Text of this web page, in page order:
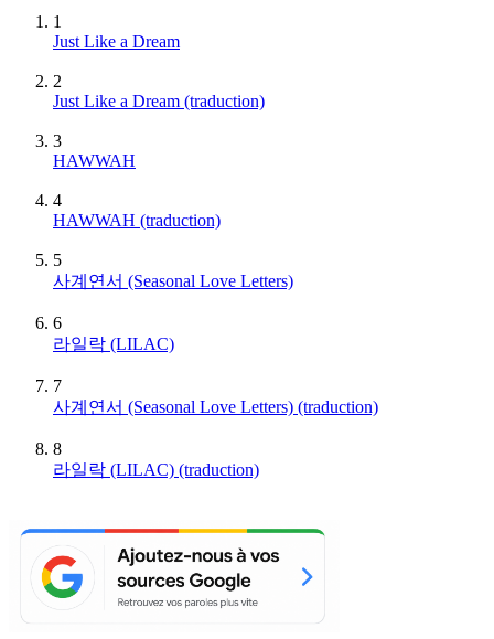
1
Just Like a Dream
2
Just Like a Dream (traduction)
3
HAWWAH
4
HAWWAH (traduction)
5
사계연서 (Seasonal Love Letters)
6
라일락 (LILAC)
7
사계연서 (Seasonal Love Letters) (traduction)
8
라일락 (LILAC) (traduction)